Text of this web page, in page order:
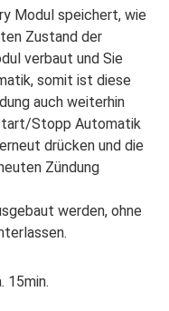
Modul speichert, wie
Zustand der
verbaut und Sie
somit ist diese
auch weiterhin
Stopp Automatik
drücken und die
Zündung
werden, ohne
15min.